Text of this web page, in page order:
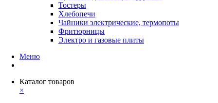
Тостеры
Хлебопечи
Чайники электрические, термопоты
Фритюрницы
Электро и газовые плиты
Меню
Каталог товаров
×